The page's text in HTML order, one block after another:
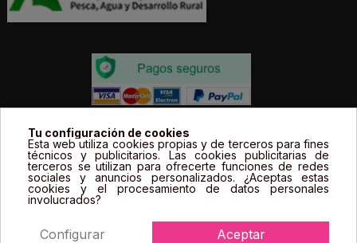
Todos los precios estás expresados en Euros e
incluyen el IVA. | Todas las marcas, logotipos y fotos de
productos son propiedad legal de sus propietarios y
sólo se muestran a título informativo.
Tu configuración de cookies
Esta web utiliza cookies propias y de terceros para fines
técnicos y publicitarios. Las cookies publicitarias de
terceros se utilizan para ofrecerte funciones de redes
sociales y anuncios personalizados. ¿Aceptas estas
cookies y el procesamiento de datos personales
involucrados?
Aceptar
Configurar